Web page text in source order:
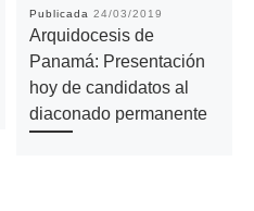
Publicada 24/03/2019
Arquidocesis de
Panamá: Presentación
hoy de candidatos al
diaconado permanente